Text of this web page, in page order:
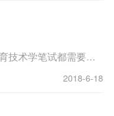
请问各位前辈们人文学院夏令营教育技术学笔试都需要准备写什么呀？有推荐书目吗？
2018-6-18